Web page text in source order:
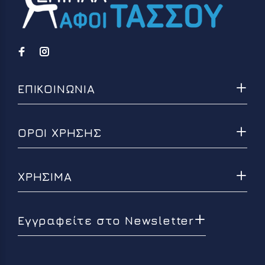
Εγγραφείτε στο Newsletter
ΕΠΙΚΟΙΝΩΝΙΑ
ΟΡΟΙ ΧΡΗΣΗΣ
ΧΡΗΣΙΜΑ